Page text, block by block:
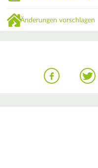
Änderungen vorschlagen